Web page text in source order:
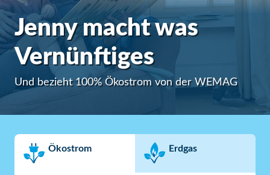
Jenny macht was
Vernünftiges
Und bezieht 100% Ökostrom von der WEMAG
Ökostrom Erdgas